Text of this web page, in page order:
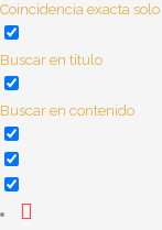
Coincidencia exacta solo
Buscar en título
Buscar en contenido